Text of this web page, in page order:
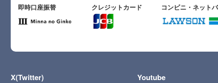
即時口座振替 クレジットカード コンビニ・ネット
X(Twitter) Youtube